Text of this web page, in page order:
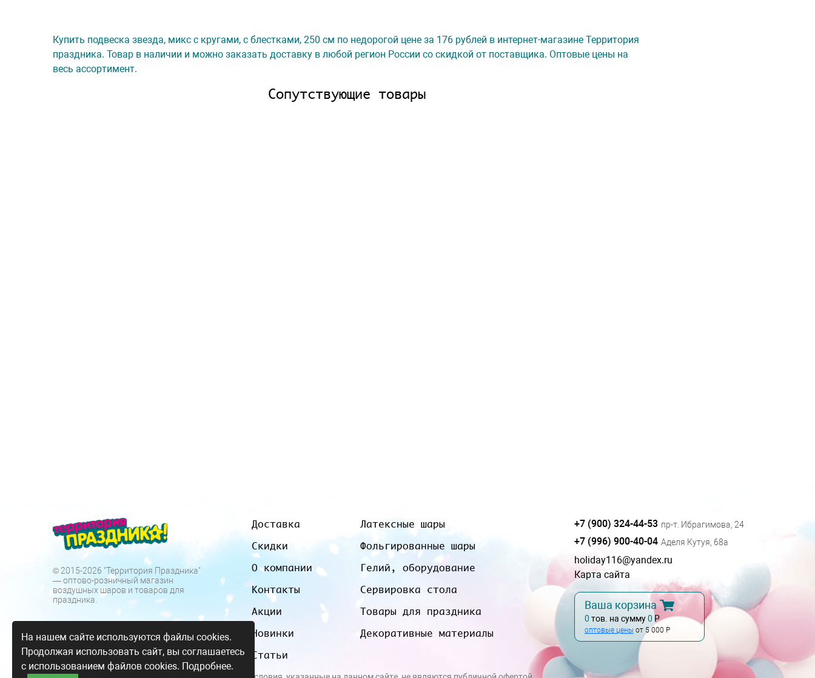
Купить подвеска звезда, микс с кругами, с блестками, 250 см по недорогой цене за 176 рублей в интернет-магазине Территория
праздника. Товар в наличии и можно заказать доставку в любой регион России со скидкой от поставщика. Оптовые цены на
весь ассортимент.
Сопутствующие товары
© 2015-2026 "Территория Праздника"
— оптово-розничный магазин
воздушных шаров и товаров для
праздника.
Доставка
Скидки
О компании
Контакты
Акции
Новинки
Статьи
Латексные шары
Фольгированные шары
Гелий, оборудование
Сервировка стола
Товары для праздника
Декоративные материалы
+7 (900) 324-44-53 пр-т. Ибрагимова, 24
+7 (996) 900-40-04 Аделя Кутуя, 68а
holiday116@yandex.ru
Карта сайта
Ваша корзина
0 тов. на сумму0 Р
оптовые цены от 5 000 Р
На нашем сайте используются файлы cookies.
Продолжая использовать сайт, вы соглашаетесь
с использованием файлов cookies. Подробнее.